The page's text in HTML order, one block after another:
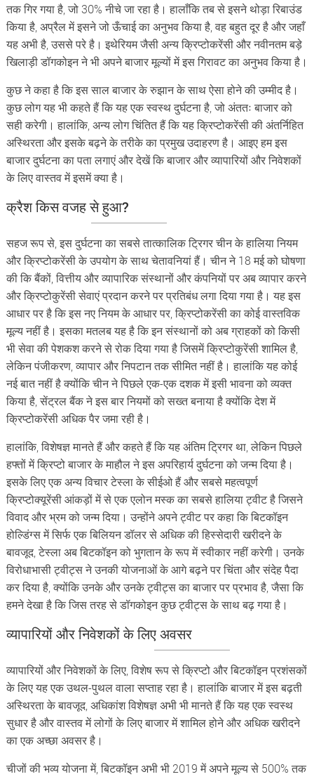
तक गिर गया है, जो 30% नीचे जा रहा है। हालाँकि तब से इसने थोड़ा रिबाउंड
किया है, अप्रैल में इसने जो ऊँचाई का अनुभव किया है, वह बहुत दूर है और जहाँ
यह अभी है, उससे परे है। इथेरियम जैसी अन्य क्रिप्टोकरेंसी और नवीनतम बड़े
खिलाड़ी डॉगकोइन ने भी अपने बाजार मूल्यों में इस गिरावट का अनुभव किया है।
कुछ ने कहा है कि इस साल बाजार के रुझान के साथ ऐसा होने की उम्मीद है।
कुछ लोग यह भी कहते हैं कि यह एक स्वस्थ दुर्घटना है, जो अंततः बाजार को
सही करेगी। हालांकि, अन्य लोग चिंतित हैं कि यह क्रिप्टोकरेंसी की अंतर्निहित
अस्थिरता और इसके बढ़ने के तरीके का प्रमुख उदाहरण है। आइए हम इस
बाजार दुर्घटना का पता लगाएं और देखें कि बाजार और व्यापारियों और निवेशकों
के लिए वास्तव में इसमें क्या है।
क्रैशकिसवजहसेहुआ?
सहज रूप से, इस दुर्घटना का सबसे तात्कालिक ट्रिगर चीन के हालिया नियम
और क्रिप्टोकरेंसी के उपयोग के साथ चेतावनियां हैं। चीन ने 18 मई को घोषणा
की कि बैंकों, वित्तीय और व्यापारिक संस्थानों और कंपनियों पर अब व्यापार करने
और क्रिप्टोकुरेंसी सेवाएं प्रदान करने पर प्रतिबंध लगा दिया गया है। यह इस
आधार पर है कि इस नए नियम के आधार पर, क्रिप्टोकरेंसी का कोई वास्तविक
मूल्य नहीं है। इसका मतलब यह है कि इन संस्थानों को अब ग्राहकों को किसी
भी सेवा की पेशकश करने से रोक दिया गया है जिसमें क्रिप्टोकुरेंसी शामिल है,
लेकिन पंजीकरण, व्यापार और निपटान तक सीमित नहीं है। हालांकि यह कोई
नई बात नहीं है क्योंकि चीन ने पिछले एक-एक दशक में इसी भावना को व्यक्त
किया है, सेंट्रल बैंक ने इस बार नियमों को सख्त बनाया है क्योंकि देश में
क्रिप्टोकरेंसी अधिक पैर जमा रही है।
हालांकि, विशेषज्ञ मानते हैं और कहते हैं कि यह अंतिम ट्रिगर था, लेकिन पिछले
हफ्तों में क्रिप्टो बाजार के माहौल ने इस अपरिहार्य दुर्घटना को जन्म दिया है।
इसके लिए एक अन्य विचार टेस्ला के सीईओ हैं और सबसे महत्वपूर्ण
क्रिप्टोक्यूरेंसी आंकड़ों में से एक एलोन मस्क का सबसे हालिया ट्वीट है जिसने
विवाद और भ्रम को जन्म दिया। उन्होंने अपने ट्वीट पर कहा कि बिटकॉइन
होल्डिंग्स में सिर्फ एक बिलियन डॉलर से अधिक की हिस्सेदारी खरीदने के
बावजूद, टेस्ला अब बिटकॉइन को भुगतान के रूप में स्वीकार नहीं करेगी। उनके
विरोधाभासी ट्वीट्स ने उनकी योजनाओं के आगे बढ़ने पर चिंता और संदेह पैदा
कर दिया है, क्योंकि उनके और उनके ट्वीट्स का बाजार पर प्रभाव है, जैसा कि
हमने देखा है कि जिस तरह से डॉगकोइन कुछ ट्वीट्स के साथ बढ़ गया है।
व्यापारियोंऔरनिवेशकोंकेलिएअवसर
व्यापारियों और निवेशकों के लिए, विशेष रूप से क्रिप्टो और बिटकॉइन प्रशंसकों
के लिए यह एक उथल-पुथल वाला सप्ताह रहा है। हालांकि बाजार में इस बढ़ती
अस्थिरता के बावजूद, अधिकांश विशेषज्ञ अभी भी मानते हैं कि यह एक स्वस्थ
सुधार है और वास्तव में लोगों के लिए बाजार में शामिल होने और अधिक खरीदने
का एक अच्छा अवसर है।
चीजों की भव्य योजना में, बिटकॉइन अभी भी 2019 में अपने मूल्य से 500% तक